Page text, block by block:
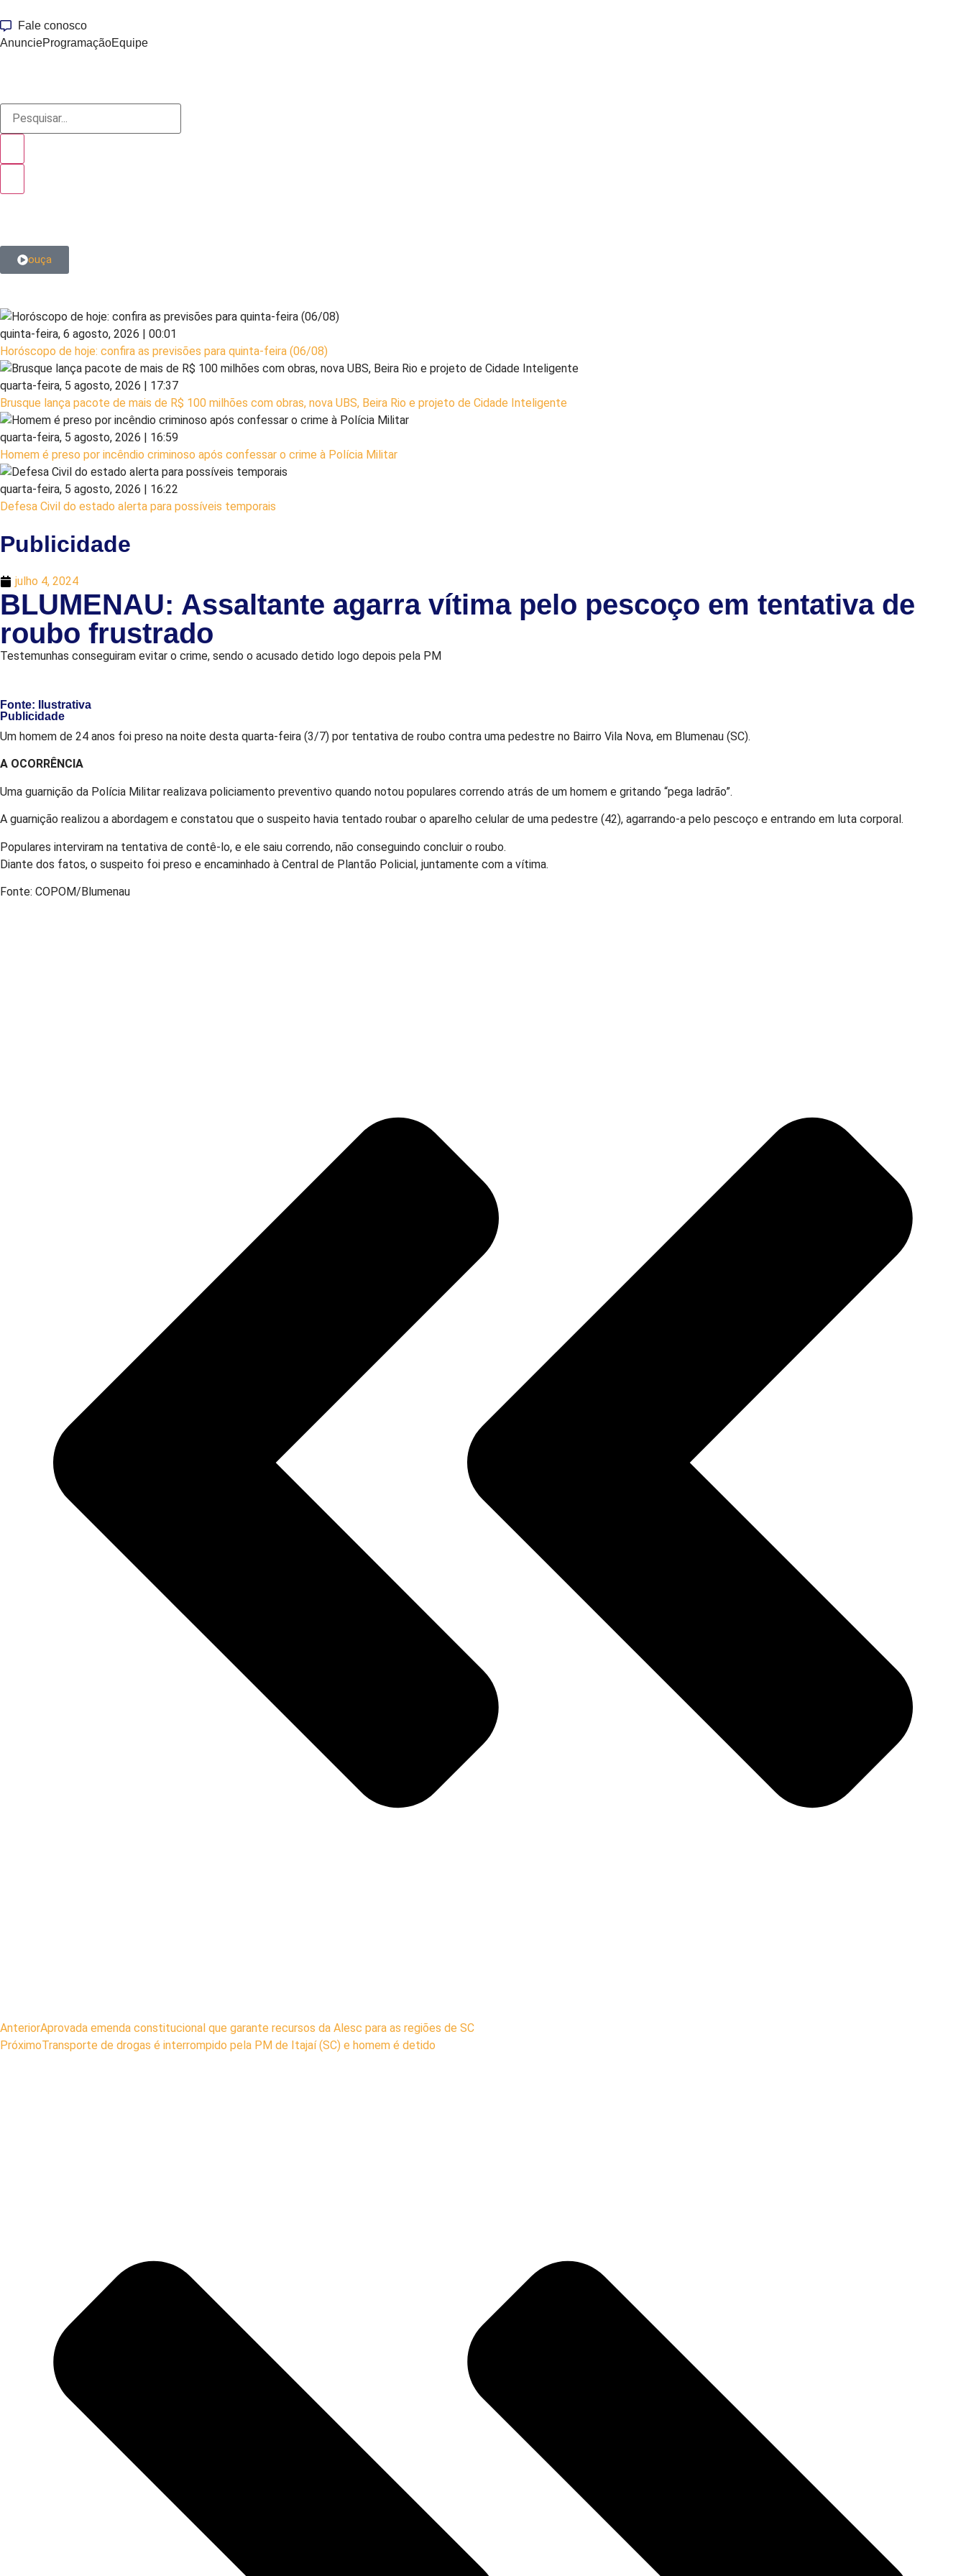
Fale conosco
AnuncieProgramaçãoEquipe
ouça
quinta-feira, 6 agosto, 2026 | 00:01
Horóscopo de hoje: confira as previsões para quinta-feira (06/08)
quarta-feira, 5 agosto, 2026 | 17:37
Brusque lança pacote de mais de R$ 100 milhões com obras, nova UBS, Beira Rio e projeto de Cidade Inteligente
quarta-feira, 5 agosto, 2026 | 16:59
Homem é preso por incêndio criminoso após confessar o crime à Polícia Militar
quarta-feira, 5 agosto, 2026 | 16:22
Defesa Civil do estado alerta para possíveis temporais
Publicidade
julho 4, 2024
BLUMENAU: Assaltante agarra vítima pelo pescoço em tentativa de
roubo frustrado
Testemunhas conseguiram evitar o crime, sendo o acusado detido logo depois pela PM
Fonte: Ilustrativa
Publicidade
Um homem de 24 anos foi preso na noite desta quarta-feira (3/7) por tentativa de roubo contra uma pedestre no Bairro Vila Nova, em Blumenau (SC).
A OCORRÊNCIA
Uma guarnição da Polícia Militar realizava policiamento preventivo quando notou populares correndo atrás de um homem e gritando “pega ladrão”.
A guarnição realizou a abordagem e constatou que o suspeito havia tentado roubar o aparelho celular de uma pedestre (42), agarrando-a pelo pescoço e entrando em luta corporal.
Populares interviram na tentativa de contê-lo, e ele saiu correndo, não conseguindo concluir o roubo.
Diante dos fatos, o suspeito foi preso e encaminhado à Central de Plantão Policial, juntamente com a vítima.
Fonte: COPOM/Blumenau
AnteriorAprovada emenda constitucional que garante recursos da Alesc para as regiões de SC
PróximoTransporte de drogas é interrompido pela PM de Itajaí (SC) e homem é detido